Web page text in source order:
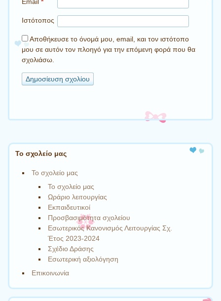
Ιστότοπος
Αποθήκευσε το όνομά μου, email, και τον ιστότοπο
μου σε αυτόν τον πλοηγό για την επόμενη φορά που θα
σχολιάσω.
Το σχολείο μας
Το σχολείο μας
Το σχολείο μας
Ωράριο λειτουργίας
Εκπαιδευτικοί
Προσβασιμότητα σχολείου
Εσωτερικός Κανονισμός Λειτουργίας Σχ.
Έτος 2023-2024
Σχέδιο Δράσης
Εσωτερική αξιολόγηση
Επικοινωνία